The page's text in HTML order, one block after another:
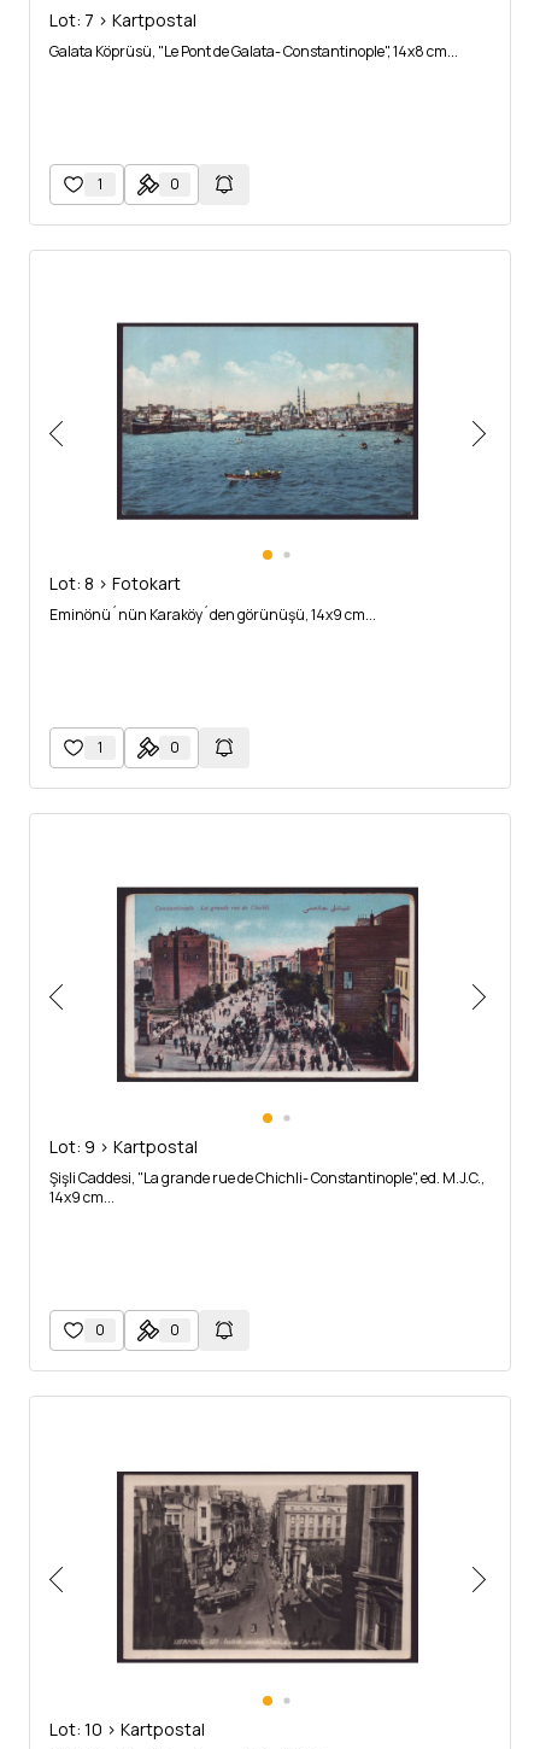
Lot: 7 > Kartpostal
Galata Köprüsü, "Le Pont de Galata- Constantinople", 14x8 cm...
1 0
Lot: 8 > Fotokart
Eminönü´nün Karaköy´den görünüşü, 14x9 cm...
1 0
Lot: 9 > Kartpostal
Şişli Caddesi, "La grande rue de Chichli- Constantinople", ed. M.J.C.,
14x9 cm...
0 0
Lot: 10 > Kartpostal